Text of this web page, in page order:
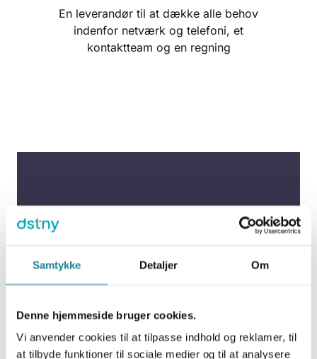
Samtykke Detaljer Om
Denne hjemmeside bruger cookies.
Vi anvender cookies til at tilpasse indhold og reklamer, til
at tilbyde funktioner til sociale medier og til at analysere
En leverandør til at dække alle behov
indenfor netværk og telefoni, et
kontaktteam og en regning
Nøglekomponenterne giver ro til at
fokusere på forretningen
Før skiftet til Dstny havde Maxi Zoo også samlet
alt hos en leverandør. Imidlertid gav driften
Maxi Zoo på 2 punkter.
Dels fungererede den personlige klient ikke efter